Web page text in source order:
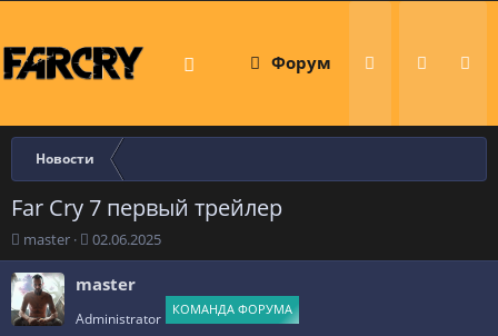
Форум Что
Новости
Far Cry 7 первый трейлер
А
в
т
о
р
master
Д
а
т
н
02.06.2025
master
Administrator КОМАНДА ФОРУМА